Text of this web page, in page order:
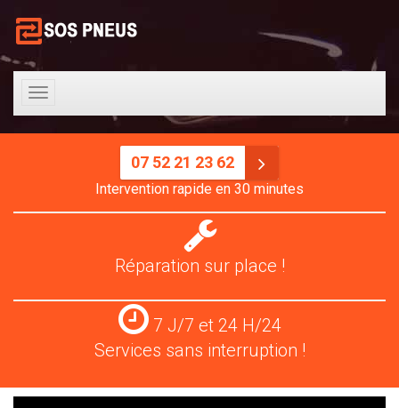
Toggle
navigation
07 52 21 23 62
Intervention rapide en 30 minutes
Réparation
pneus
Réparation sur place !
Services
24
H/24
7 J/7 et 24 H/24
Services sans interruption !